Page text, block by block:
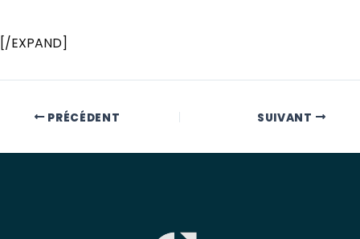
[/EXPAND]
PRÉCÉDENT SUIVANT